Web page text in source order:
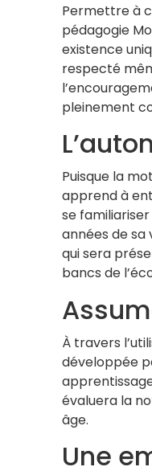
Permettre à
pédagogie
existence
respecté
pleinement
Puisque la
apprend à
se
années de
qui sera
bancs de
À travers
développée
évaluera la
âge.
Une